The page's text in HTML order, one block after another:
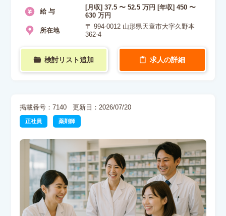
給 与
[月収] 37.5 〜 52.5 万円 [年収] 450 〜
630 万円
所在地
〒 994-0012 山形県天童市大字久野本
362-4
検討リスト追加 求人の詳細
掲載番号：7140 更新日：2026/07/20
正社員 薬剤師